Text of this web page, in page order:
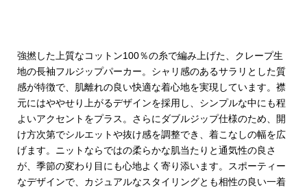
強撚した上質なコットン100％の糸で編み上げた、クレープ生
地の長袖フルジップパーカー。シャリ感のあるサラリとした質
感が特徴で、肌離れの良い快適な着心地を実現しています。襟
元にはややせり上がるデザインを採用し、シンプルな中にも程
よいアクセントをプラス。さらにダブルジップ仕様のため、開
け方次第でシルエットや抜け感を調整でき、着こなしの幅を広
げます。ニットならではの柔らかな肌当たりと通気性の良さ
が、季節の変わり目にも心地よく寄り添います。スポーティー
なデザインで、カジュアルなスタイリングとも相性の良い一着